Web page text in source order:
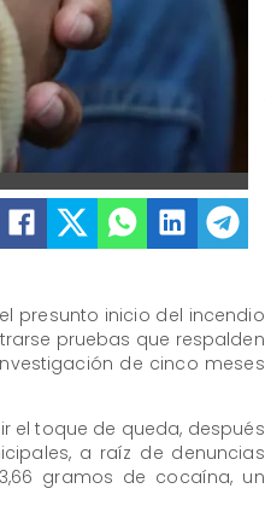
presunto inicio del incendio
pruebas que respalden
de cinco meses
el toque de queda, después
a raíz de denuncias
gramos de cocaína, un